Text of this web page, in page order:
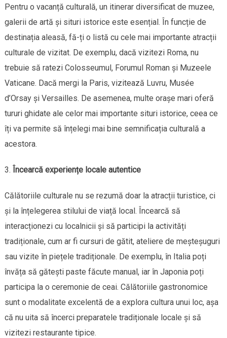
Pentru o vacanță culturală, un itinerar diversificat de muzee,
galerii de artă și situri istorice este esențial. În funcție de
destinația aleasă, fă-ți o listă cu cele mai importante atracții
culturale de vizitat. De exemplu, dacă vizitezi Roma, nu
trebuie să ratezi Colosseumul, Forumul Roman și Muzeele
Vaticane. Dacă mergi la Paris, vizitează Luvru, Musée
d’Orsay și Versailles. De asemenea, multe orașe mari oferă
tururi ghidate ale celor mai importante situri istorice, ceea ce
îți va permite să înțelegi mai bine semnificația culturală a
acestora.
Încearcă experiențe locale autentice
Călătoriile culturale nu se rezumă doar la atracții turistice, ci
și la înțelegerea stilului de viață local. Încearcă să
interacționezi cu localnicii și să participi la activități
tradiționale, cum ar fi cursuri de gătit, ateliere de meșteșuguri
sau vizite în piețele tradiționale. De exemplu, în Italia poți
învăța să gătești paste făcute manual, iar în Japonia poți
participa la o ceremonie de ceai. Călătoriile gastronomice
sunt o modalitate excelentă de a explora cultura unui loc, așa
că nu uita să încerci preparatele tradiționale locale și să
vizitezi restaurante tipice.